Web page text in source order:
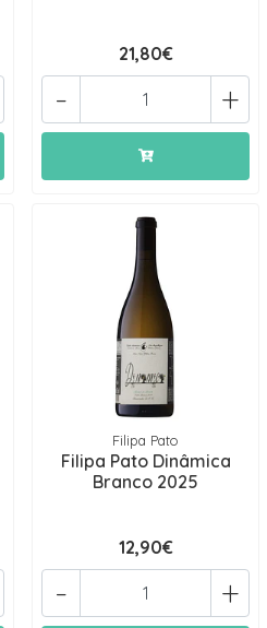
21,80€
+
-
Filipa Pato
Filipa Pato Dinâmica
Branco 2025
12,90€
+
-